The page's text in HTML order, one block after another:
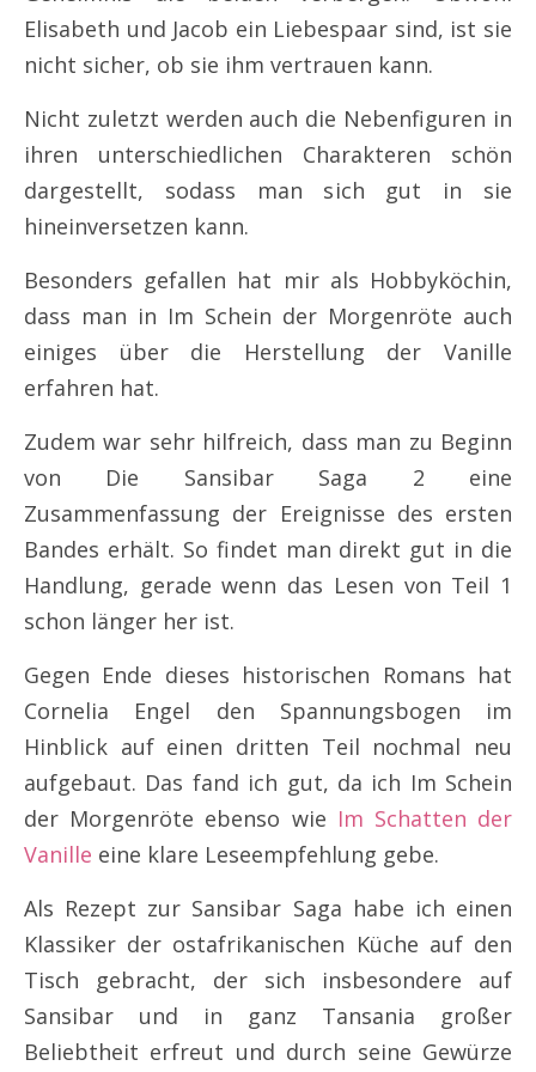
Elisabeth und Jacob ein Liebespaar sind, ist sie
nicht sicher, ob sie ihm vertrauen kann.
Nicht zuletzt werden auch die Nebenfiguren in
ihren unterschiedlichen Charakteren schön
dargestellt, sodass man sich gut in sie
hineinversetzen kann.
Besonders gefallen hat mir als Hobbyköchin,
dass man in Im Schein der Morgenröte auch
einiges über die Herstellung der Vanille
erfahren hat.
Zudem war sehr hilfreich, dass man zu Beginn
von Die Sansibar Saga 2 eine
Zusammenfassung der Ereignisse des ersten
Bandes erhält. So findet man direkt gut in die
Handlung, gerade wenn das Lesen von Teil 1
schon länger her ist.
Gegen Ende dieses historischen Romans hat
Cornelia Engel den Spannungsbogen im
Hinblick auf einen dritten Teil nochmal neu
aufgebaut. Das fand ich gut, da ich Im Schein
der Morgenröte ebenso wie Im Schatten der
Vanille eine klare Leseempfehlung gebe.
Als Rezept zur Sansibar Saga habe ich einen
Klassiker der ostafrikanischen Küche auf den
Tisch gebracht, der sich insbesondere auf
Sansibar und in ganz Tansania großer
Beliebtheit erfreut und durch seine Gewürze